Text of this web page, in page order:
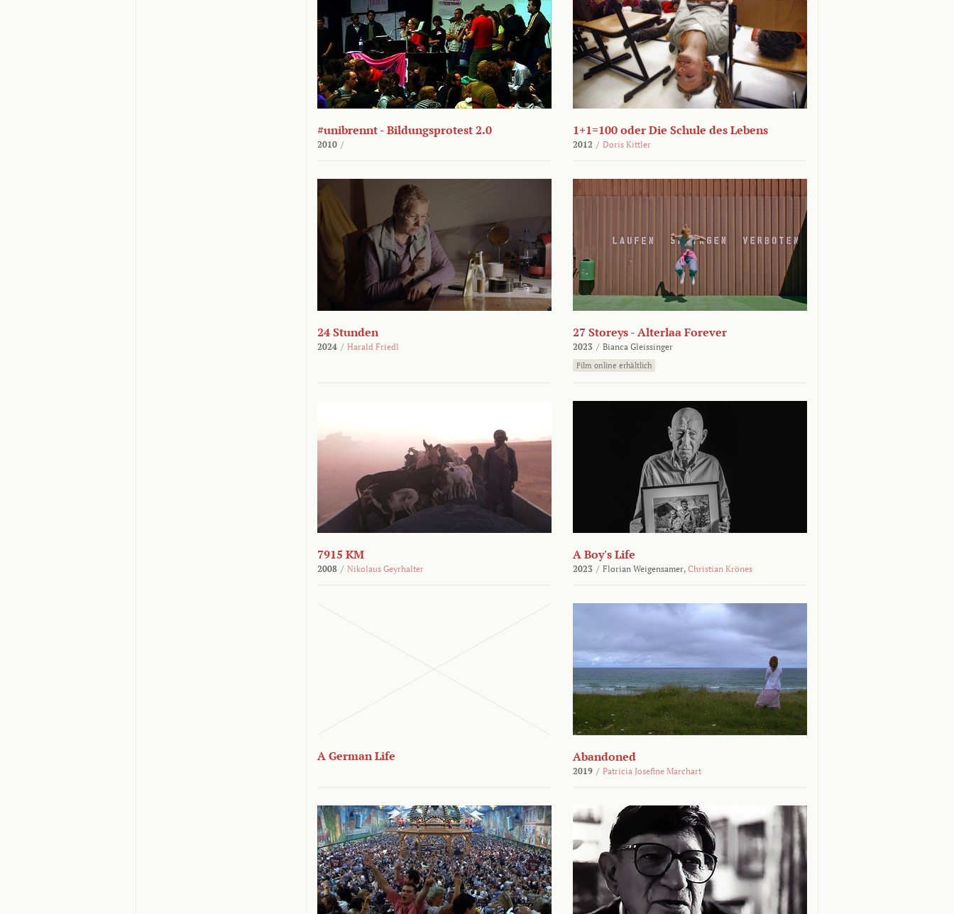
#unibrennt - Bildungsprotest 2.0
2010 /
1+1=100 oder Die Schule des Lebens
2012 / Doris Kittler
24 Stunden
2024 / Harald Friedl
27 Storeys - Alterlaa Forever
2023 / Bianca Gleissinger
Film online erhältlich
7915 KM
2008 / Nikolaus Geyrhalter
A Boy's Life
2023 / Florian Weigensamer, Christian Krönes
A German Life Abandoned
2019 / Patricia Josefine Marchart